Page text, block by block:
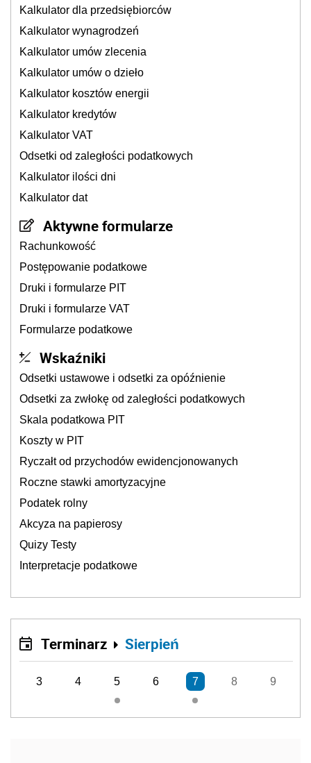
Kalkulator dla przedsiębiorców
Kalkulator wynagrodzeń
Kalkulator umów zlecenia
Kalkulator umów o dzieło
Kalkulator kosztów energii
Kalkulator kredytów
Kalkulator VAT
Odsetki od zaległości podatkowych
Kalkulator ilości dni
Kalkulator dat
Aktywne formularze
Rachunkowość
Postępowanie podatkowe
Druki i formularze PIT
Druki i formularze VAT
Formularze podatkowe
Wskaźniki
Odsetki ustawowe i odsetki za opóźnienie
Odsetki za zwłokę od zaległości podatkowych
Skala podatkowa PIT
Koszty w PIT
Ryczałt od przychodów ewidencjonowanych
Roczne stawki amortyzacyjne
Podatek rolny
Akcyza na papierosy
Quizy Testy
Interpretacje podatkowe
Terminarz Sierpień
3 4 5 6 7 8 9